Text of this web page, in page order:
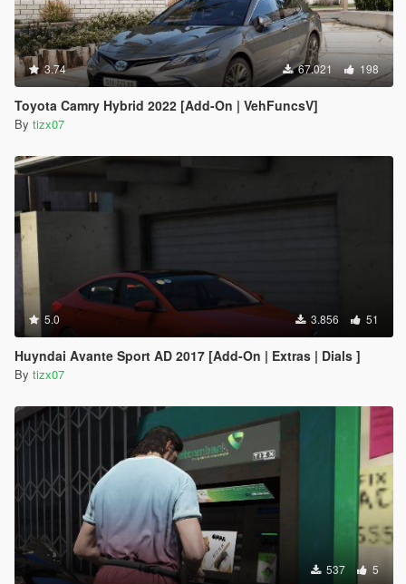
3.74 67.021 198
Toyota Camry Hybrid 2022 [Add-On | VehFuncsV]
By tizx07
5.0 3.856 51
Huyndai Avante Sport AD 2017 [Add-On | Extras | Dials ]
By tizx07
537 5